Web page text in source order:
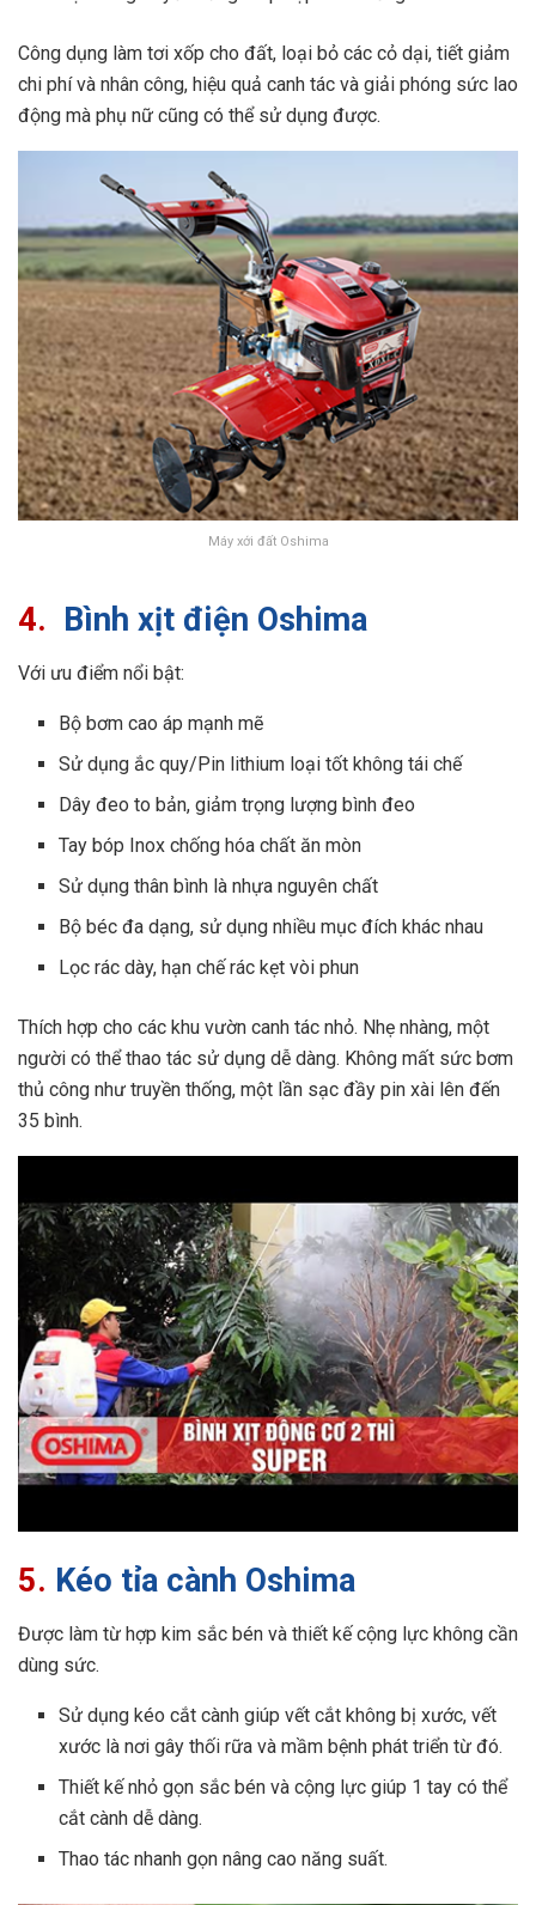
Công dụng làm tơi xốp cho đất, loại bỏ các cỏ dại, tiết giảm
chi phí và nhân công, hiệu quả canh tác và giải phóng sức lao
động mà phụ nữ cũng có thể sử dụng được.
Máy xới đất Oshima
4. Bình xịt điện Oshima
Với ưu điểm nổi bật:
Bộ bơm cao áp mạnh mẽ
Sử dụng ắc quy/Pin lithium loại tốt không tái chế
Dây đeo to bản, giảm trọng lượng bình đeo
Tay bóp Inox chống hóa chất ăn mòn
Sử dụng thân bình là nhựa nguyên chất
Bộ béc đa dạng, sử dụng nhiều mục đích khác nhau
Lọc rác dày, hạn chế rác kẹt vòi phun
Thích hợp cho các khu vườn canh tác nhỏ. Nhẹ nhàng, một
người có thể thao tác sử dụng dễ dàng. Không mất sức bơm
thủ công như truyền thống, một lần sạc đầy pin xài lên đến
35 bình.
5. Kéo tỉa cành Oshima
Được làm từ hợp kim sắc bén và thiết kế cộng lực không cần
dùng sức.
Sử dụng kéo cắt cành giúp vết cắt không bị xước, vết
xước là nơi gây thối rữa và mầm bệnh phát triển từ đó.
Thiết kế nhỏ gọn sắc bén và cộng lực giúp 1 tay có thể
cắt cành dễ dàng.
Thao tác nhanh gọn nâng cao năng suất.